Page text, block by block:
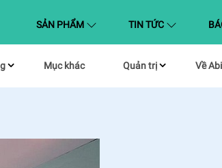
SẢN PHẨM (CURRENT)TIN TỨC
Mục khác Quản trị Về